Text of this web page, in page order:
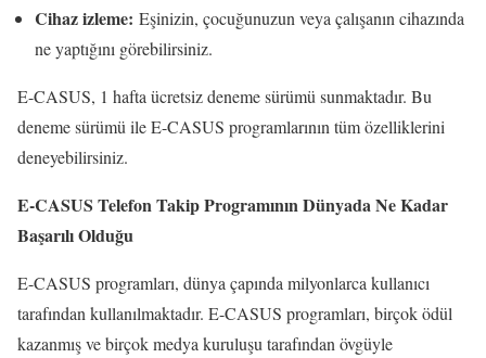
Cihaz izleme: Eşinizin, çocuğunuzun veya çalışanın cihazında
ne yaptığını görebilirsiniz.
E-CASUS, 1 hafta ücretsiz deneme sürümü sunmaktadır. Bu
deneme sürümü ile E-CASUS programlarının tüm özelliklerini
deneyebilirsiniz.
E-CASUS Telefon Takip Programının Dünyada Ne Kadar
Başarılı Olduğu
E-CASUS programları, dünya çapında milyonlarca kullanıcı
tarafından kullanılmaktadır. E-CASUS programları, birçok ödül
kazanmış ve birçok medya kuruluşu tarafından övgüyle